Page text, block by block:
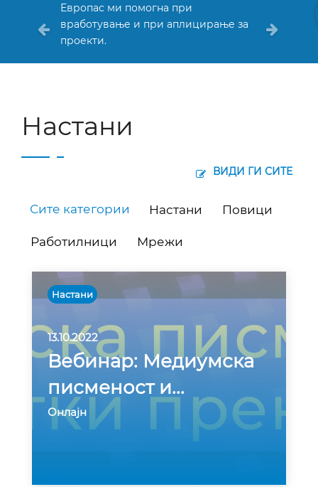
Европас ми помогна при
вработување и при аплицирање за
проекти.
Настани
ВИДИ ГИ СИТЕ
Сите категории Настани Повици
Работилници Мрежи
Настани
13.10.2022
Вебинар: Медиумска
писменост и...
Онлајн